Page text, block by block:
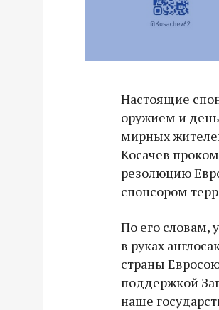
Настоящие
оружием и
мирных
Косачев
резолюцию
спонсором
По его словам,
в руках
страны
поддержкой
наше